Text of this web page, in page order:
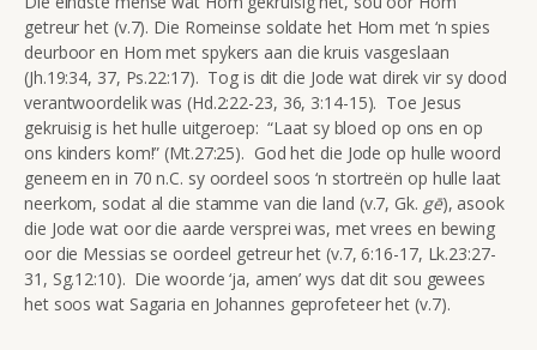
getreur het (v.7). Die Romeinse soldate het Hom met ‘n spies
deurboor en Hom met spykers aan die kruis vasgeslaan
(Jh.19:34, 37, Ps.22:17). Tog is dit die Jode wat direk vir sy dood
verantwoordelik was (Hd.2:22-23, 36, 3:14-15). Toe Jesus
gekruisig is het hulle uitgeroep: “Laat sy bloed op ons en op
ons kinders kom!” (Mt.27:25). God het die Jode op hulle woord
geneem en in 70 n.C. sy oordeel soos ‘n stortreën op hulle laat
neerkom, sodat al die stamme van die land (v.7, Gk. gē), asook
die Jode wat oor die aarde versprei was, met vrees en bewing
oor die Messias se oordeel getreur het (v.7, 6:16-17, Lk.23:27-
31, Sg.12:10). Die woorde ‘ja, amen’ wys dat dit sou gewees
het soos wat Sagaria en Johannes geprofeteer het (v.7).